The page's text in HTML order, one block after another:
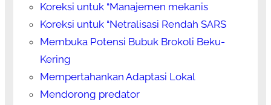
Koreksi untuk “Manajemen mekanis
Koreksi untuk “Netralisasi Rendah SARS
Membuka Potensi Bubuk Brokoli Beku-
Kering
Mempertahankan Adaptasi Lokal
Mendorong predator